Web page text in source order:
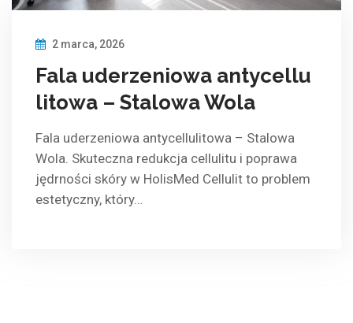
2 marca, 2026
Fala uderzeniowa antycellu
litowa – Stalowa Wola
Fala uderzeniowa antycellulitowa – Stalowa
Wola. Skuteczna redukcja cellulitu i poprawa
jędrności skóry w HolisMed Cellulit to problem
estetyczny, który…